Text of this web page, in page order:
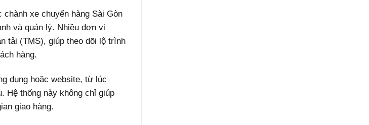
xe chuyển hàng Sài Gòn
và quản lý. Nhiều đơn vị
tải (TMS), giúp theo dõi lộ trình
hàng.
dụng hoặc website, từ lúc
Hệ thống này không chỉ giúp
giao hàng.